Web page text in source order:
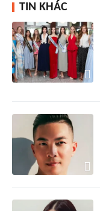
TIN KHÁC